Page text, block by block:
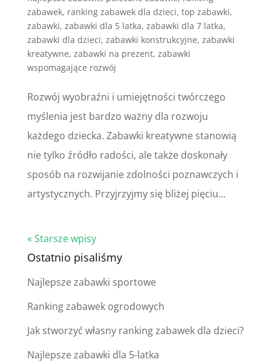
zabawek, ranking zabawek dla dzieci, top zabawki,
zabawki, zabawki dla 5 latka, zabawki dla 7 latka,
zabawki dla dzieci, zabawki konstrukcyjne, zabawki
kreatywne, zabawki na prezent, zabawki
wspomagające rozwój
Rozwój wyobraźni i umiejętności twórczego
myślenia jest bardzo ważny dla rozwoju
każdego dziecka. Zabawki kreatywne stanowią
nie tylko źródło radości, ale także doskonały
sposób na rozwijanie zdolności poznawczych i
artystycznych. Przyjrzyjmy się bliżej pięciu...
« Starsze wpisy
Ostatnio pisaliśmy
Najlepsze zabawki sportowe
Ranking zabawek ogrodowych
Jak stworzyć własny ranking zabawek dla dzieci?
Najlepsze zabawki dla 5-latka